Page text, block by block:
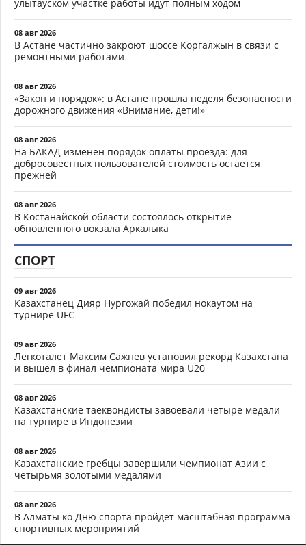
улытауском участке работы идут полным ходом
08 авг 2026
В Астане частично закроют шоссе Коргалжын в связи с
ремонтными работами
08 авг 2026
«Закон и порядок»: в Астане прошла неделя безопасности
дорожного движения «Внимание, дети!»
08 авг 2026
На БАКАД изменен порядок оплаты проезда: для
добросовестных пользователей стоимость остается
прежней
08 авг 2026
В Костанайской области состоялось открытие
обновленного вокзала Аркалыка
СПОРТ
09 авг 2026
Казахстанец Дияр Нургожай победил нокаутом на
турнире UFC
09 авг 2026
Легкоталет Максим Сажнев установил рекорд Казахстана
и вышел в финал чемпионата мира U20
08 авг 2026
Казахстанские таеквондисты завоевали четыре медали
на турнире в Индонезии
08 авг 2026
Казахстанские гребцы завершили чемпионат Азии с
четырьмя золотыми медалями
08 авг 2026
В Алматы ко Дню спорта пройдет масштабная программа
спортивных мероприятий